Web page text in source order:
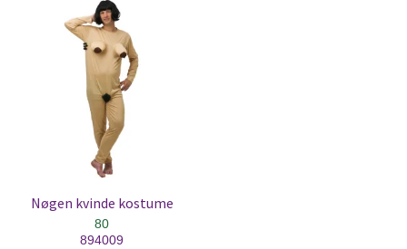
Nøgen kvinde kostume
80
894009